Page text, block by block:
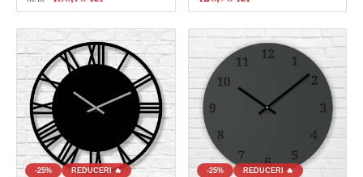
-25% REDUCERI 🔥 -25% REDUCERI 🔥